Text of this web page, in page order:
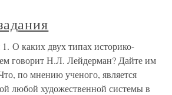
О каких двух типах историко-
говорит Н.Л. Лейдерман? Дайте им
по мнению ученого, является
любой художественной системы в